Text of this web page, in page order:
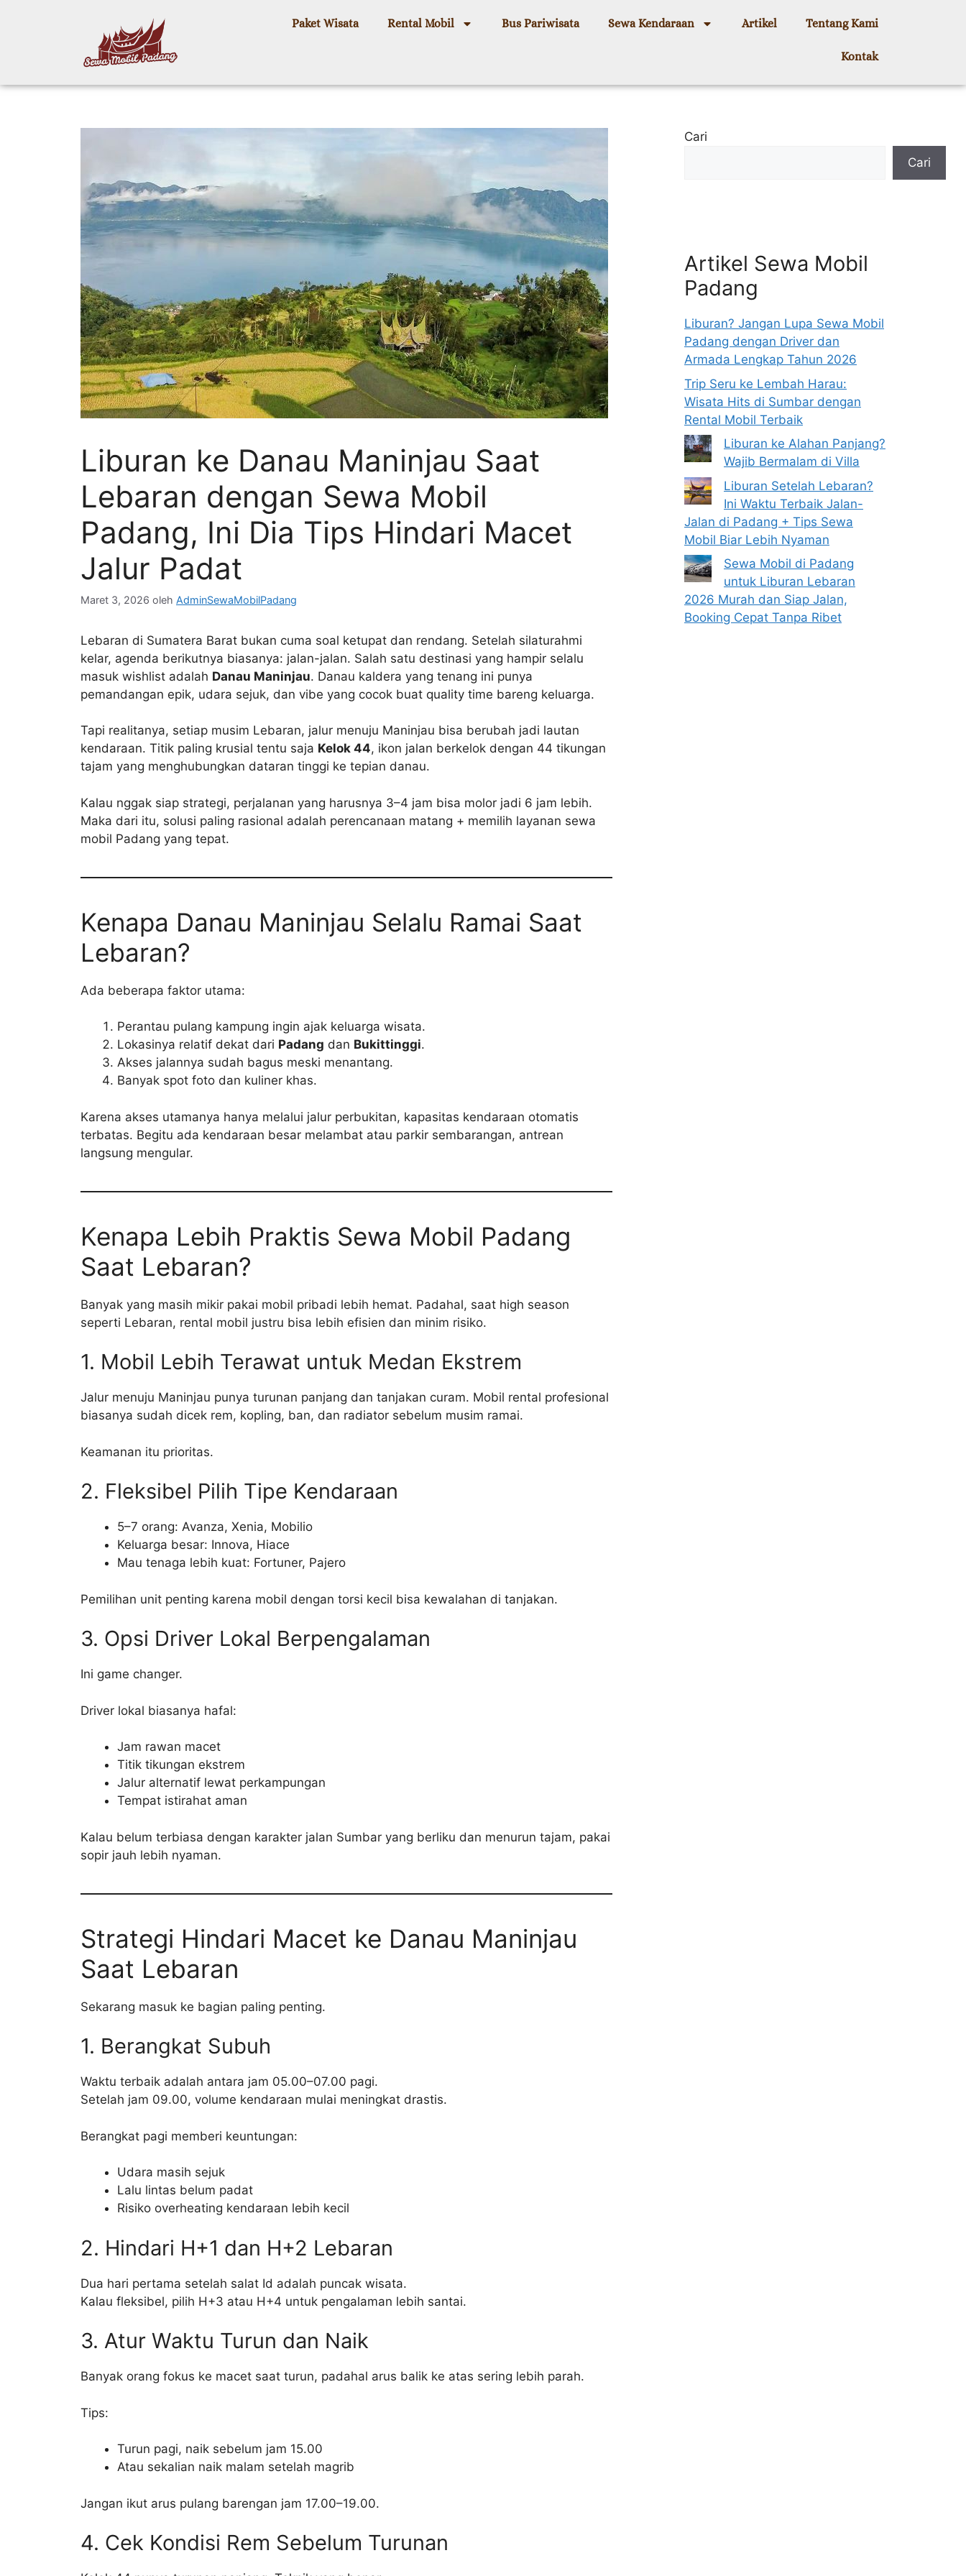
Paket Wisata Rental Mobil Bus Pariwisata Sewa Kendaraan Artikel Tentang Kami
Kontak
Liburan ke Danau Maninjau Saat
Lebaran dengan Sewa Mobil
Padang, Ini Dia Tips Hindari Macet
Jalur Padat
Maret 3, 2026 oleh AdminSewaMobilPadang
Lebaran di Sumatera Barat bukan cuma soal ketupat dan rendang. Setelah silaturahmi
kelar, agenda berikutnya biasanya: jalan-jalan. Salah satu destinasi yang hampir selalu
masuk wishlist adalah Danau Maninjau. Danau kaldera yang tenang ini punya
pemandangan epik, udara sejuk, dan vibe yang cocok buat quality time bareng keluarga.
Tapi realitanya, setiap musim Lebaran, jalur menuju Maninjau bisa berubah jadi lautan
kendaraan. Titik paling krusial tentu saja Kelok 44, ikon jalan berkelok dengan 44 tikungan
tajam yang menghubungkan dataran tinggi ke tepian danau.
Kalau nggak siap strategi, perjalanan yang harusnya 3–4 jam bisa molor jadi 6 jam lebih.
Maka dari itu, solusi paling rasional adalah perencanaan matang + memilih layanan sewa
mobil Padang yang tepat.
Kenapa Danau Maninjau Selalu Ramai Saat
Lebaran?
Ada beberapa faktor utama:
Perantau pulang kampung ingin ajak keluarga wisata.
Lokasinya relatif dekat dari Padang dan Bukittinggi.
Akses jalannya sudah bagus meski menantang.
Banyak spot foto dan kuliner khas.
Karena akses utamanya hanya melalui jalur perbukitan, kapasitas kendaraan otomatis
terbatas. Begitu ada kendaraan besar melambat atau parkir sembarangan, antrean
langsung mengular.
Kenapa Lebih Praktis Sewa Mobil Padang
Saat Lebaran?
Banyak yang masih mikir pakai mobil pribadi lebih hemat. Padahal, saat high season
seperti Lebaran, rental mobil justru bisa lebih efisien dan minim risiko.
1. Mobil Lebih Terawat untuk Medan Ekstrem
Jalur menuju Maninjau punya turunan panjang dan tanjakan curam. Mobil rental profesional
biasanya sudah dicek rem, kopling, ban, dan radiator sebelum musim ramai.
Keamanan itu prioritas.
2. Fleksibel Pilih Tipe Kendaraan
5–7 orang: Avanza, Xenia, Mobilio
Keluarga besar: Innova, Hiace
Mau tenaga lebih kuat: Fortuner, Pajero
Pemilihan unit penting karena mobil dengan torsi kecil bisa kewalahan di tanjakan.
3. Opsi Driver Lokal Berpengalaman
Ini game changer.
Driver lokal biasanya hafal:
Jam rawan macet
Titik tikungan ekstrem
Jalur alternatif lewat perkampungan
Tempat istirahat aman
Kalau belum terbiasa dengan karakter jalan Sumbar yang berliku dan menurun tajam, pakai
sopir jauh lebih nyaman.
Strategi Hindari Macet ke Danau Maninjau
Saat Lebaran
Sekarang masuk ke bagian paling penting.
1. Berangkat Subuh
Waktu terbaik adalah antara jam 05.00–07.00 pagi.
Setelah jam 09.00, volume kendaraan mulai meningkat drastis.
Berangkat pagi memberi keuntungan:
Udara masih sejuk
Lalu lintas belum padat
Risiko overheating kendaraan lebih kecil
2. Hindari H+1 dan H+2 Lebaran
Dua hari pertama setelah salat Id adalah puncak wisata.
Kalau fleksibel, pilih H+3 atau H+4 untuk pengalaman lebih santai.
3. Atur Waktu Turun dan Naik
Banyak orang fokus ke macet saat turun, padahal arus balik ke atas sering lebih parah.
Tips:
Turun pagi, naik sebelum jam 15.00
Atau sekalian naik malam setelah magrib
Jangan ikut arus pulang barengan jam 17.00–19.00.
4. Cek Kondisi Rem Sebelum Turunan
Cari
Cari
Artikel Sewa Mobil
Padang
Liburan? Jangan Lupa Sewa Mobil
Padang dengan Driver dan
Armada Lengkap Tahun 2026
Trip Seru ke Lembah Harau:
Wisata Hits di Sumbar dengan
Rental Mobil Terbaik
Liburan ke Alahan Panjang?
Wajib Bermalam di Villa
Liburan Setelah Lebaran?
Ini Waktu Terbaik Jalan-
Jalan di Padang + Tips Sewa
Mobil Biar Lebih Nyaman
Sewa Mobil di Padang
untuk Liburan Lebaran
2026 Murah dan Siap Jalan,
Booking Cepat Tanpa Ribet